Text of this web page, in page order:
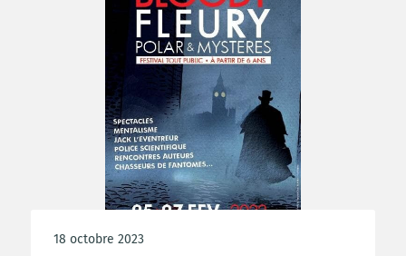
18 octobre 2023